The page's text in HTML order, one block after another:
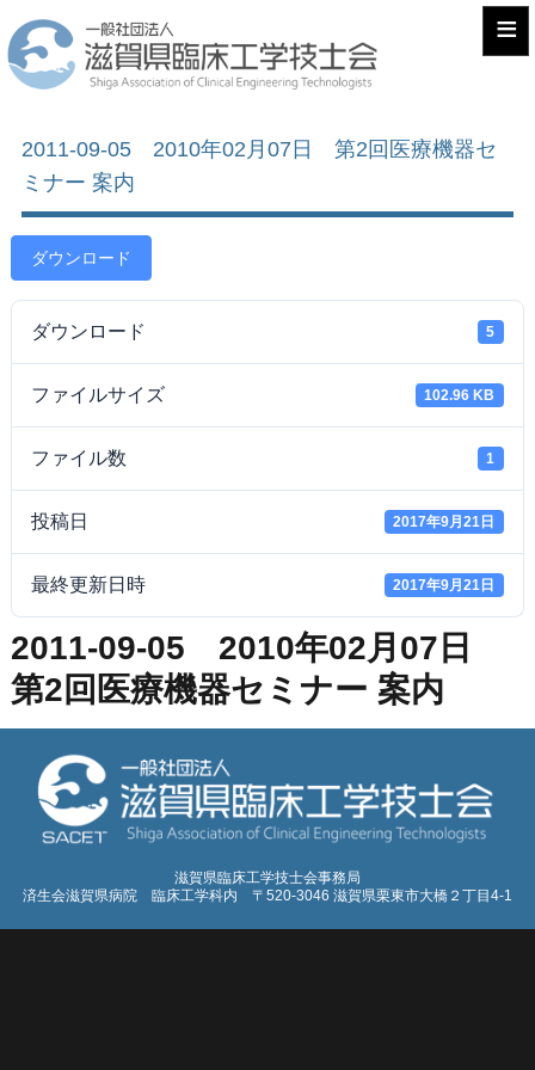
≡
2011-09-05 2010年02月07日 第2回医療機器セ
ミナー 案内
ダウンロード
ダウンロード 5
ファイルサイズ 102.96 KB
ファイル数 1
投稿日 2017年9月21日
最終更新日時 2017年9月21日
2011-09-05 2010年02月07日
第2回医療機器セミナー 案内
滋賀県臨床工学技士会事務局
済生会滋賀県病院 臨床工学科内 〒520-3046 滋賀県栗東市大橋２丁目4-1